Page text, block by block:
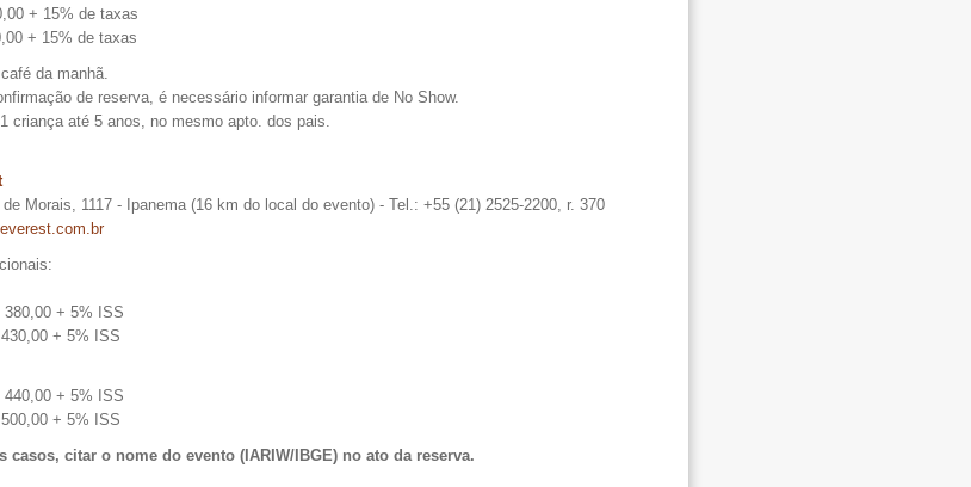
+ 15% de taxas
+ 15% de taxas
da manhã.
de reserva, é necessário informar garantia de No Show.
criança até 5 anos, no mesmo apto. dos pais.
de Morais, 1117 - Ipanema (16 km do local do evento) - Tel.: +55 (21) 2525-2200, r. 370
+ 5% ISS
+ 5% ISS
+ 5% ISS
+ 5% ISS
casos, citar o nome do evento (IARIW/IBGE) no ato da reserva.